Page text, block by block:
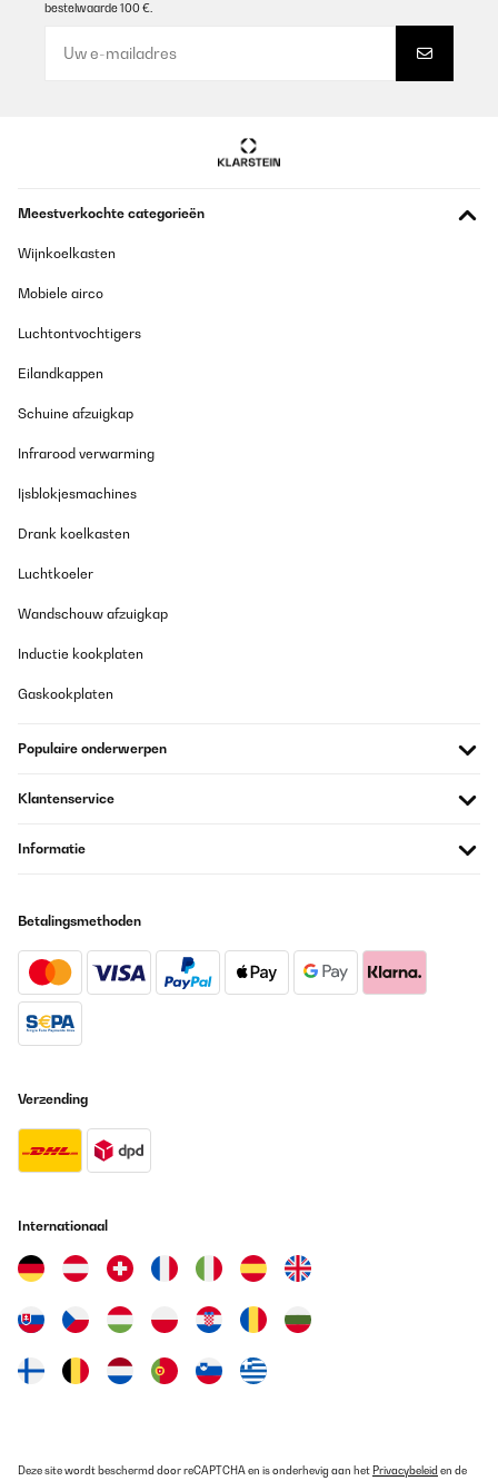
Für mich gute Qualität ist für wenig Platz im Garten zu empfehlen
26/05/2025
Ein schönes Design und es hat die richtige Höhe.Das zusammen
sein können
Amazon-Benutzer
nur sagen dass es viele Schrauben sind aber alles einfach zu
einzige negative Punkt, einige Teile hatten Schrammen. Da es
kein Problem.
Cet espace de jardin présente des finitions correctes.Le modèle
930x665x60 (mm) et peut se porter aisément.Quelques fines
bavures résultant des découpes sont perceptibles, sans danger
bavures à l'intérieur (coté terre), vers le bas (petit repli tôle en
galvanisées de 6/10ème conviennent et présentent une durabilité
convient parfaitement à cet usage sans risque de rupture au
serrage manuel.J'ai ajouté une tige filetée M6 pour limiter la
déformation au milieu des longueurs des bacs. Cette précaution
n'est pas une obligation, si vous enterrez de 5 cm vos bacs,
l'ensemble bénéficie d'une auto portance
l'équerrage au moment de la mise en place.Procéder à
l'assemblage sur une zone dégagée plane de préférence et non
abrasive (caoutchouc ou carton plutôt que ciment).Compter entre
2 ou 3 heures de montage par bac, suivant l'organisation et les
ajouts apportés.Si vous mettez en place plusieurs carrés de
brouette.Il est préférable de placer la meilleure terre sur le dessus
en laissant 5 cm de bordure visible en haut pour permettre le
binage sans déborder.Prévoir également un accès, tout autour de
préférence.Les prix indiqués datent du 30/01/2025 alors méfiez
augmentation de 30%.Je vous refais un retour dans 10 ans.À
l'inverse, le carré VidaXL 100x100x85 avec serre est à éviter, il est
Impensables en mécanique.Probablement hors d'usage dans 1
an.
bestelwaarde 100 €.
Meestverkochte categorieën
Wijnkoelkasten
Mobiele airco
Luchtontvochtigers
Eilandkappen
Schuine afzuigkap
Infrarood verwarming
Ijsblokjesmachines
Drank koelkasten
Luchtkoeler
Wandschouw afzuigkap
Inductie kookplaten
Gaskookplaten
Populaire onderwerpen
Klantenservice
Informatie
Betalingsmethoden
Verzending
Internationaal
Deze site wordt beschermd door reCAPTCHA en is onderhevig aan het Privacybeleid en de